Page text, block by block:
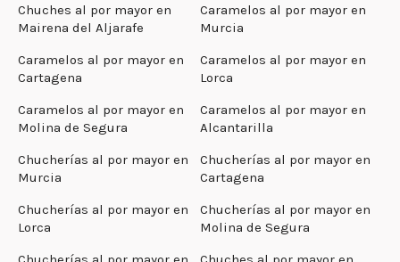
Chuches al por mayor en
Mairena del Aljarafe
Caramelos al por mayor en
Murcia
Caramelos al por mayor en
Cartagena
Caramelos al por mayor en
Lorca
Caramelos al por mayor en
Molina de Segura
Caramelos al por mayor en
Alcantarilla
Chucherías al por mayor en
Murcia
Chucherías al por mayor en
Cartagena
Chucherías al por mayor en
Lorca
Chucherías al por mayor en
Molina de Segura